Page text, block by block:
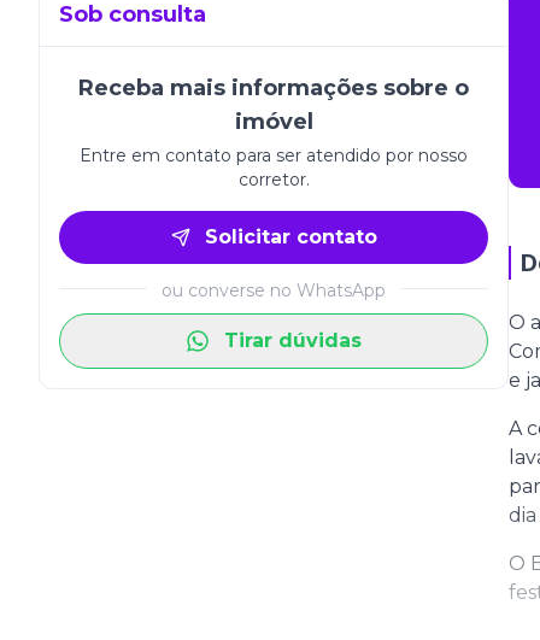
Sob consulta
Receba mais informações sobre o
imóvel
Entre em contato para ser atendido por nosso
corretor.
Solicitar contato
ou converse no WhatsApp
Tirar dúvidas
O
e
A
O